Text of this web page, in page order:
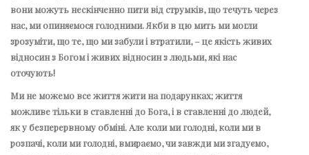
вони можуть нескінченно пити від струмків, що течуть через
нас, ми опиняємося голодними. Якби в цю мить ми могли
зрозуміти, що те, що ми забули і втратили, – це якість живих
відносин з Богом і живих відносин з людьми, які нас
оточують!
Ми не можемо все життя жити на подарунках; життя
можливе тільки в ставленні до Бога, і в ставленні до людей,
як у безперервному обміні. Але коли ми голодні, коли ми в
розпачі, коли ми голодні, вмираємо, чи завжди ми згадуємо,